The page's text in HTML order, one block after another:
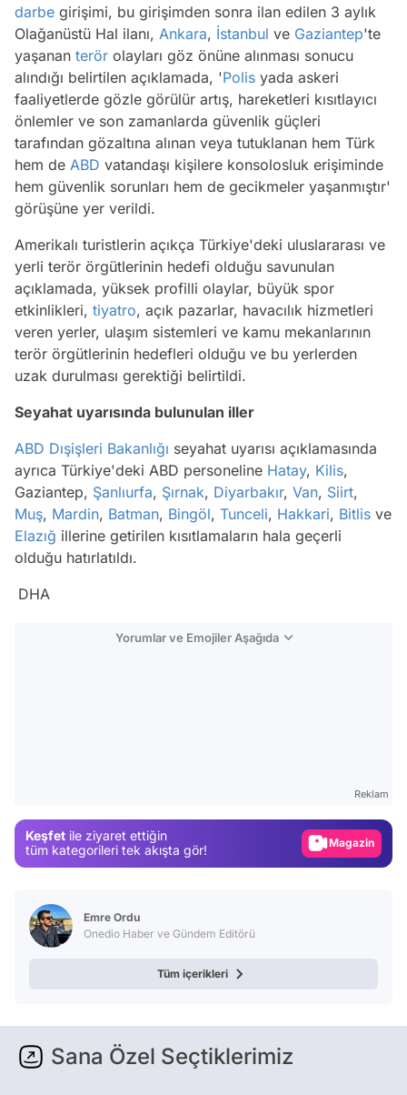
darbe girişimi, bu girişimden sonra ilan edilen 3 aylık
Olağanüstü Hal ilanı, Ankara, İstanbul ve Gaziantep'te
yaşanan terör olayları göz önüne alınması sonucu
alındığı belirtilen açıklamada, 'Polis yada askeri
faaliyetlerde gözle görülür artış, hareketleri kısıtlayıcı
önlemler ve son zamanlarda güvenlik güçleri
tarafından gözaltına alınan veya tutuklanan hem Türk
hem de ABD vatandaşı kişilere konsolosluk erişiminde
hem güvenlik sorunları hem de gecikmeler yaşanmıştır'
görüşüne yer verildi.
Amerikalı turistlerin açıkça Türkiye'deki uluslararası ve
yerli terör örgütlerinin hedefi olduğu savunulan
açıklamada, yüksek profilli olaylar, büyük spor
etkinlikleri, tiyatro, açık pazarlar, havacılık hizmetleri
veren yerler, ulaşım sistemleri ve kamu mekanlarının
terör örgütlerinin hedefleri olduğu ve bu yerlerden
uzak durulması gerektiği belirtildi.
Seyahat uyarısında bulunulan iller
ABD Dışişleri Bakanlığı seyahat uyarısı açıklamasında
ayrıca Türkiye'deki ABD personeline Hatay, Kilis,
Gaziantep, Şanlıurfa, Şırnak, Diyarbakır, Van, Siirt,
Muş, Mardin, Batman, Bingöl, Tunceli, Hakkari, Bitlis ve
Elazığ illerine getirilen kısıtlamaların hala geçerli
olduğu hatırlatıldı.
DHA
Yorumlar ve Emojiler Aşağıda
Reklam
Keşfet ile ziyaret ettiğin
tüm kategorileri tek akışta gör!
Magazin
Emre Ordu
Onedio Haber ve Gündem Editörü
Tüm içerikleri
Sana Özel Seçtiklerimiz